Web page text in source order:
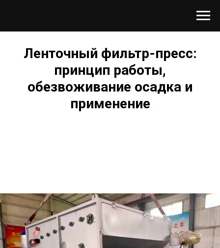
Ленточный фильтр-пресс:
принцип работы,
обезвоживание осадка и
применение